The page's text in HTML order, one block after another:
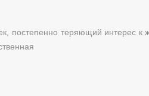
постепенно теряющий интерес